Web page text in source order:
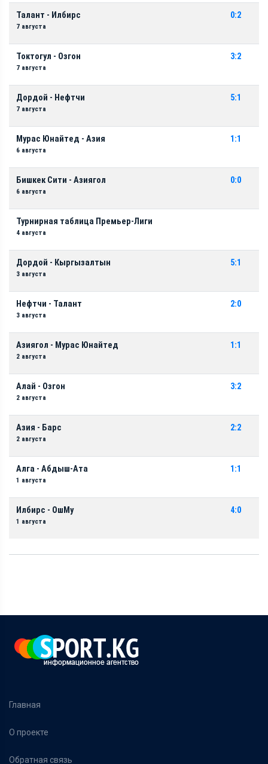
Талант - Илбирс
7 августа
0:2
Токтогул - Озгон
7 августа
3:2
Дордой - Нефтчи
7 августа
5:1
Мурас Юнайтед - Азия
6 августа
1:1
Бишкек Сити - Азиягол
6 августа
0:0
Турнирная таблица Премьер-Лиги
4 августа
Дордой - Кыргызалтын
3 августа
5:1
Нефтчи - Талант
3 августа
2:0
Азиягол - Мурас Юнайтед
2 августа
1:1
Алай - Озгон
2 августа
3:2
Азия - Барс
2 августа
2:2
Алга - Абдыш-Ата
1 августа
1:1
Илбирс - ОшМу
1 августа
4:0
Главная
О проекте
Обратная связь